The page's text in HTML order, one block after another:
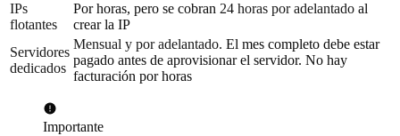
IPs
flotantes
Por horas, pero se cobran 24 horas por adelantado al
crear la IP
Servidores
dedicados
Mensual y por adelantado. El mes completo debe estar
pagado antes de aprovisionar el servidor. No hay
facturación por horas
Importante